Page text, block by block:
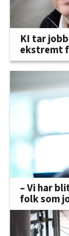
KI tar
ekstremt
– Vi har
folk som